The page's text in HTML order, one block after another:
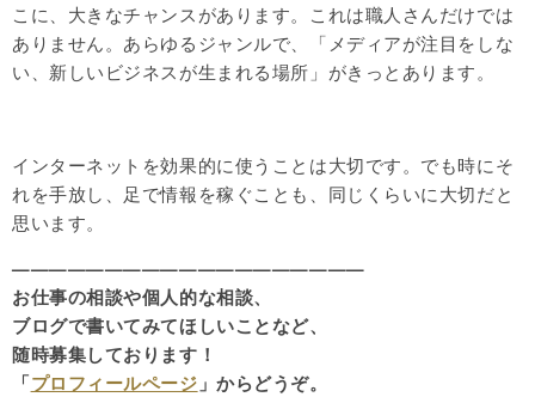
こに、大きなチャンスがあります。これは職人さんだけでは
ありません。あらゆるジャンルで、「メディアが注目をしな
い、新しいビジネスが生まれる場所」がきっとあります。
インターネットを効果的に使うことは大切です。でも時にそ
れを手放し、足で情報を稼ぐことも、同じくらいに大切だと
思います。
———————————————————
お仕事の相談や個人的な相談、
ブログで書いてみてほしいことなど、
随時募集しております！
「プロフィールページ 」からどうぞ。